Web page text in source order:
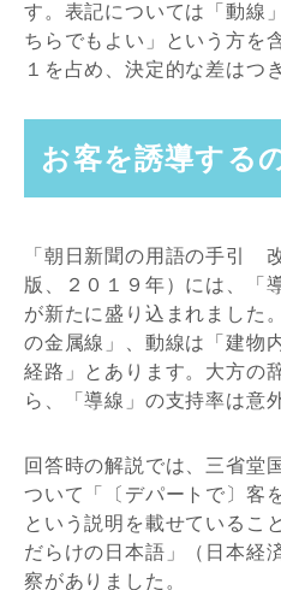
す。表記については「動線
ちらでもよい」という方を
１を占め、決定的な差はつ
お客を誘導する
「朝日新聞の用語の手引
版、２０１９年）には、「
が新たに盛り込まれました
の金属線」、動線は「建物
経路」とあります。大方の
ら、「導線」の支持率は意
回答時の解説では、三省堂
ついて「〔デパートで〕客
という説明を載せているこ
だらけの日本語」（日本経
察がありました。